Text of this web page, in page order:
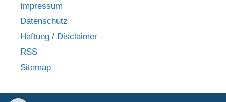
Impressum
Datenschutz
Haftung / Disclaimer
RSS
Sitemap